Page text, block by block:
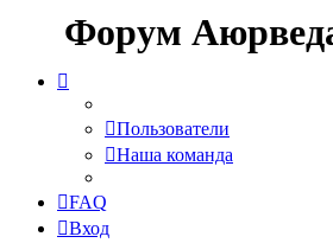
Форум
Пользователи
Наша команда
FAQ
Вход